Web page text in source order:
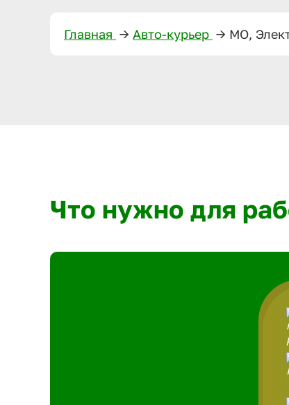
Главная —> Авто-курьер —> МО,
Что нужно для